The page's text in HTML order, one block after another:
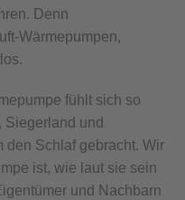
Denn
Wärmepumpen,
fühlt sich so
Siegerland und
den Schlaf gebracht. Wir
ist, wie laut sie sein
und Nachbarn